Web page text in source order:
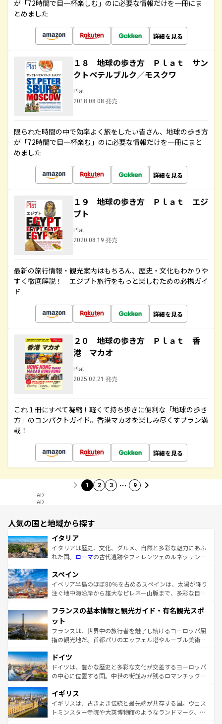
が「72時間で目一杯楽しむ」のに必要な情報だけを一冊にま
とめました
詳細を見る
１８ 地球の歩き方 Ｐｌａｔ サン
クトペテルブルク／モスクワ
Plat
2018.08.08 発売
限られた時間の中で効率よく旅をしたい皆さん、地球の歩き方
が「72時間で目一杯楽む」のに必要な情報だけを一冊にまと
めました
詳細を見る
１９ 地球の歩き方 Ｐｌａｔ エジ
プト
Plat
2020.08.19 発売
最新の旅行情報・観光案内はもちろん、歴史・文化もわかりや
すく徹底解説！ エジプト旅行をもっと楽しむための必携ガイ
ド
詳細を見る
２０ 地球の歩き方 Ｐｌａｔ 香
港 マカオ
Plat
2025.02.21 発売
これ１冊にすべて凝縮！軽くて持ち歩きに便利な「地球の歩き
方」のコンパクトガイド。香港マカオを楽しみ尽くすプラン満
載！
詳細を見る
1 2 3 … 9
AD
AD
人気の国と地域から探す
イタリア
イタリアは歴史、文化、グルメ、自然と多彩な魅力にあふ
れた国。 ローマの古代遺跡やフィレンツェのルネッサンス
ろん、トスカーナの美しい田園風景やアマルフィ海岸の絶
景など、自然景観も見逃せない。観光の合間には、本場の
ピザやパスタなど、絶品のイタリア料理を堪能することも
ませてくれるイタリアで、忘れられない旅をしてみよう！
なお、新着のイタリア情報は
しい。
スペイン
イベリア半島のほぼ80％を占めるスペインは、太陽が降り
注ぐ地中海沿岸から雄大なピレネー山脈まで、多彩な自然
文化が根付くこの国では、情熱的なフラメンコ、熱気あふ
れる闘牛、そして美味しいタパスが生活の一部となってい
る。首都マドリードの洗練された雰囲気や、バルセロナの
アートに溢れた街角から、地方では古代ローマ遺跡や中世
せる。地方によって風土や気候が異なるスペインはその個
性で訪れる人を魅了する。 なお、新着のスペイン情報は コ
ンテンツ一覧を参照してほしい。
フランスの基本情報と観光ガイド・有名観光スポ
ット
フランスは、世界中の旅行者を魅了し続けるヨーロッパ屈
指の観光地だ。首都パリのエッフェル塔やルーブル美術館
で、幅広い魅力が詰まっている。華麗な宮殿、歴史的な大
聖堂、美しいビーチ、そして豊かな自然が、訪れる者を心
から魅了する。また、フランスは美食の国としても知ら
いる。シャンパンの発祥地であるランス、プロヴァンスの
香り高いラベンダー畑など、多彩な楽しみ方が可能だ。さ
らに、パリ以外の地域にも魅力が溢れており、どの街角に
ドイツ
ドイツは、豊かな歴史と多彩な文化が交差するヨーロッパ
の中心に位置する国。中世の街並みが残るロマンチック街
顔を持つこの国は、どこを歩いても飽きることがない。ベ
ルリンの文化的活気、バイエルン州のアルプスの絶景、そ
してライン川沿いのワイン畑といった風景は必見。ビール
イギリス
イギリスは、古きよき伝統と最先端が共存する国。ウェス
トミンスター寺院や大英博物館のようなランドマーク、歴